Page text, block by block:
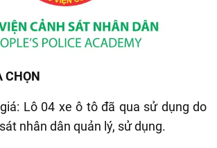
CHỌN
Lô 04 xe ô tô đã qua sử dụng do
nhân dân quản lý, sử dụng.